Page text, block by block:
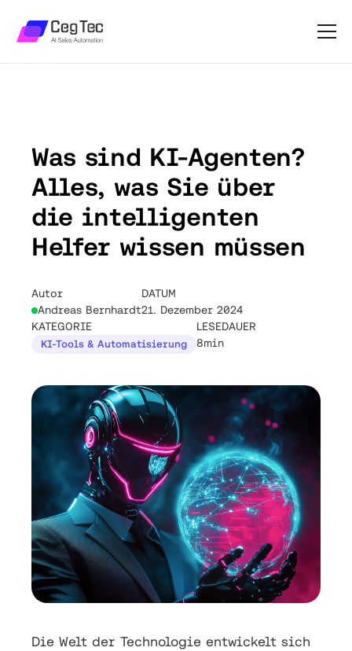
Was sind KI-Agenten?
Alles, was Sie über
die intelligenten
Helfer wissen müssen
Autor
Andreas Bernhardt
DATUM
21. Dezember 2024
KATEGORIE
KI-Tools & Automatisierung
LESEDAUER
8min
Die Welt der Technologie entwickelt sich